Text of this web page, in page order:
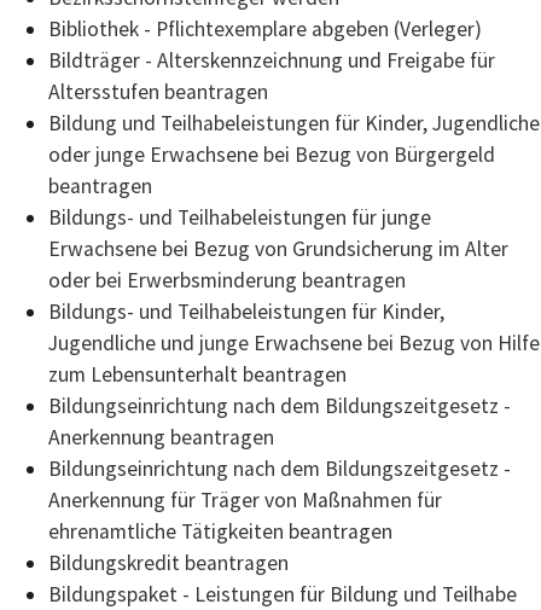
Bibliothek - Pflichtexemplare abgeben (Verleger)
Bildträger - Alterskennzeichnung und Freigabe für
Altersstufen beantragen
Bildung und Teilhabeleistungen für Kinder, Jugendliche
oder junge Erwachsene bei Bezug von Bürgergeld
beantragen
Bildungs- und Teilhabeleistungen für junge
Erwachsene bei Bezug von Grundsicherung im Alter
oder bei Erwerbsminderung beantragen
Bildungs- und Teilhabeleistungen für Kinder,
Jugendliche und junge Erwachsene bei Bezug von Hilfe
zum Lebensunterhalt beantragen
Bildungseinrichtung nach dem Bildungszeitgesetz -
Anerkennung beantragen
Bildungseinrichtung nach dem Bildungszeitgesetz -
Anerkennung für Träger von Maßnahmen für
ehrenamtliche Tätigkeiten beantragen
Bildungskredit beantragen
Bildungspaket - Leistungen für Bildung und Teilhabe